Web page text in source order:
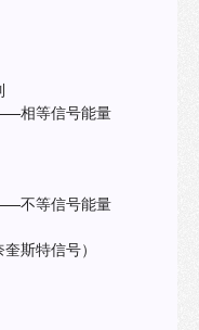
相等信号能量
不等信号能量
斯特信号）